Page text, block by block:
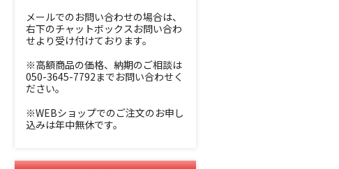
メールでのお問い合わせの場合は、
右下のチャットボックスお問い合わ
せより受け付けております。
※高額商品の価格、納期のご相談は
050-3645-7792までお問い合わせく
ださい。
※WEBショップでのご注文のお申し
込みは年中無休です。